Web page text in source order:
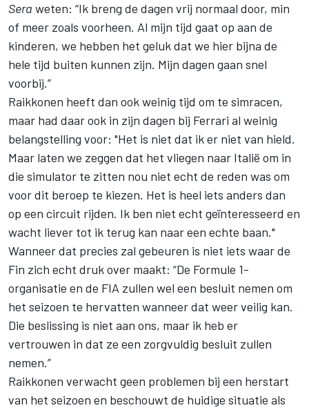
Sera weten: “Ik breng de dagen vrij normaal door, min
of meer zoals voorheen. Al mijn tijd gaat op aan de
kinderen, we hebben het geluk dat we hier bijna de
hele tijd buiten kunnen zijn. Mijn dagen gaan snel
voorbij.”
Raikkonen heeft dan ook weinig tijd om te simracen,
maar had daar ook in zijn dagen bij Ferrari al weinig
belangstelling voor: "Het is niet dat ik er niet van hield.
Maar laten we zeggen dat het vliegen naar Italië om in
die simulator te zitten nou niet echt de reden was om
voor dit beroep te kiezen. Het is heel iets anders dan
op een circuit rijden. Ik ben niet echt geïnteresseerd en
wacht liever tot ik terug kan naar een echte baan."
Wanneer dat precies zal gebeuren is niet iets waar de
Fin zich echt druk over maakt: “De Formule 1-
organisatie en de FIA zullen wel een besluit nemen om
het seizoen te hervatten wanneer dat weer veilig kan.
Die beslissing is niet aan ons, maar ik heb er
vertrouwen in dat ze een zorgvuldig besluit zullen
nemen.”
Raikkonen verwacht geen problemen bij een herstart
van het seizoen en beschouwt de huidige situatie als